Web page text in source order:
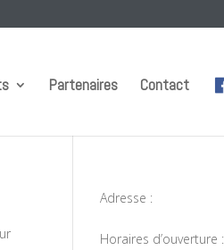
Partenaires Contact
Adresse :
Horaires d’ouverture :